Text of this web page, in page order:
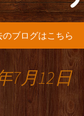
のブログはこちら
7月12日